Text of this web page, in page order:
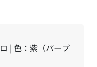
| 色：紫（パープ